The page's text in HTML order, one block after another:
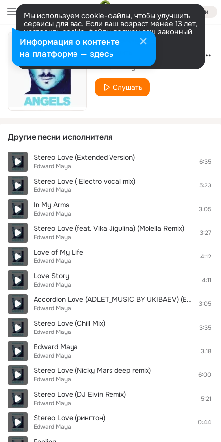
Войти
Мы используем cookie-файлы, чтобы улучшить
сервисы для вас. Если ваш возраст менее 13 лет,
настроить cookie-файлы должен ваш законный
представитель. Больше информации
Разрешить все Настроить Stereo Love (Mark Pride 2010 Remix)
Edward Maya
Слушать
Другие песни исполнителя
Stereo Love (Extended Version)
Edward Maya
6:35
Stereo Love ( Electro vocal mix)
Edward Maya
5:23
In My Arms
Edward Maya
3:05
Stereo Love (feat. Vika Jigulina) (Molella Remix)
Edward Maya
3:27
Love of My Life
Edward Maya
4:12
Love Story
Edward Maya
4:11
Accordion Love (ADLET_MUSIC BY UKIBAEV) (Electro House Music 2017)
Edward Maya
3:05
Stereo Love (Chill Mix)
Edward Maya
3:35
Edward Maya
Edward Maya
3:18
Stereo Love (Nicky Mars deep remix)
Edward Maya
6:00
Stereo Love (DJ Eivin Remix)
Edward Maya
5:21
Stereo Love (рингтон)
Edward Maya
0:44
Информация о контенте
на платформе — здесь